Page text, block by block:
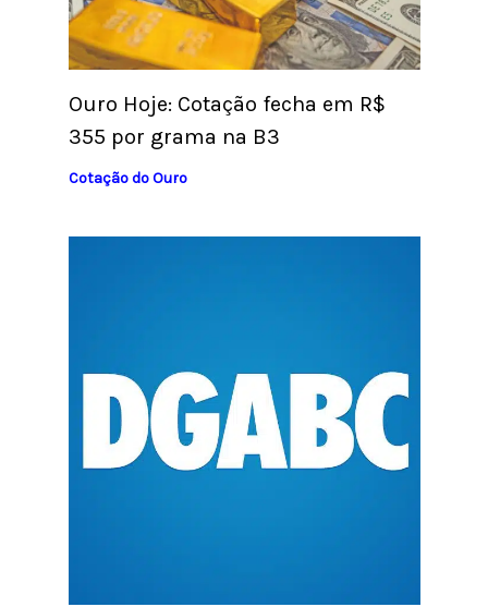
Ouro Hoje: Cotação fecha em R$
355 por grama na B3
Cotação do Ouro